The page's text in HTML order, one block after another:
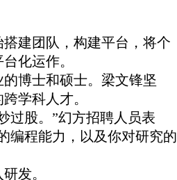
建团队，构建平台，将个
化运作。
博士和硕士。梁文锋坚
学科人才。
过股。”幻方招聘人员表
编程能力，以及你对研究的
发。